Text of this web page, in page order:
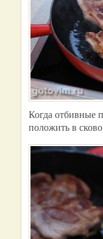
Когда отбивные
положить в